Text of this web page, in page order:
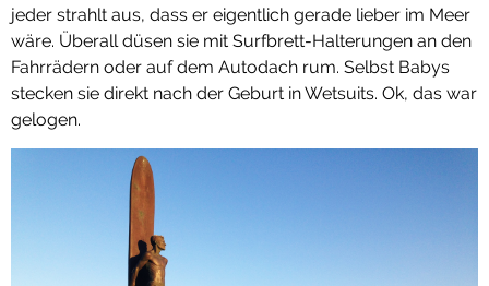
jeder strahlt aus, dass er eigentlich gerade lieber im Meer
wäre. Überall düsen sie mit Surfbrett-Halterungen an den
Fahrrädern oder auf dem Autodach rum. Selbst Babys
stecken sie direkt nach der Geburt in Wetsuits. Ok, das war
gelogen.